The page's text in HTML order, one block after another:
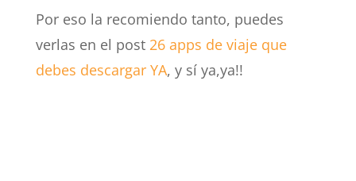
Por eso la recomiendo tanto, puedes
verlas en el post 26 apps de viaje que
debes descargar YA, y sí ya,ya!!